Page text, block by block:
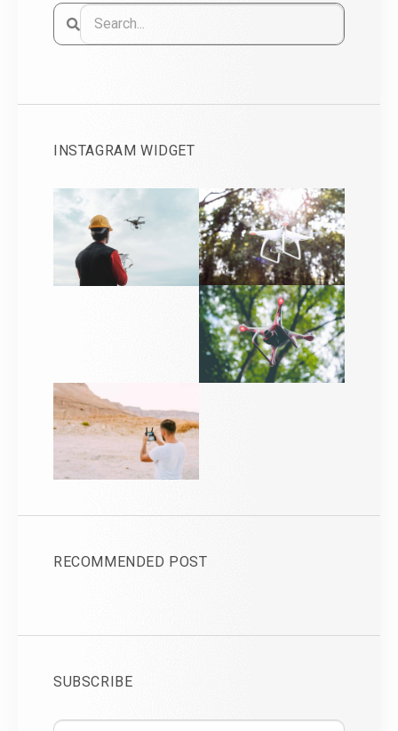
INSTAGRAM WIDGET
RECOMMENDED POST
SUBSCRIBE